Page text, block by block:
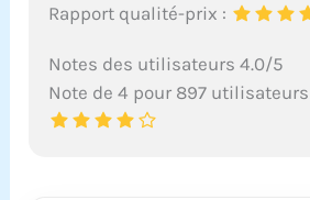
Rapport qualité-prix :
Notes des utilisateurs 4.0/5
Note de 4 pour 897 utilisateurs